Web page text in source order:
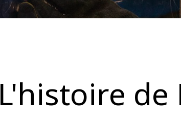
L'histoire de